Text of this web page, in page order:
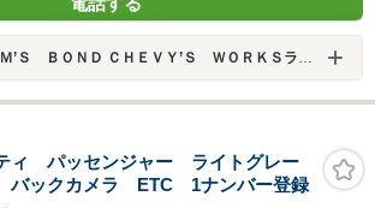
ＢＯＮＤ ＣＨＥＶＹ’Ｓ ＷＯＲＫＳラムズボンドシェービーズワークス
ィ パッセンジャー ライトグレー
ックカメラ ETC 1ナンバー登録